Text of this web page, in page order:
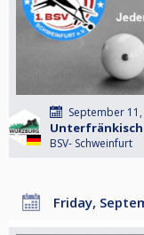
September
BSV- Schweinfurt
Friday,